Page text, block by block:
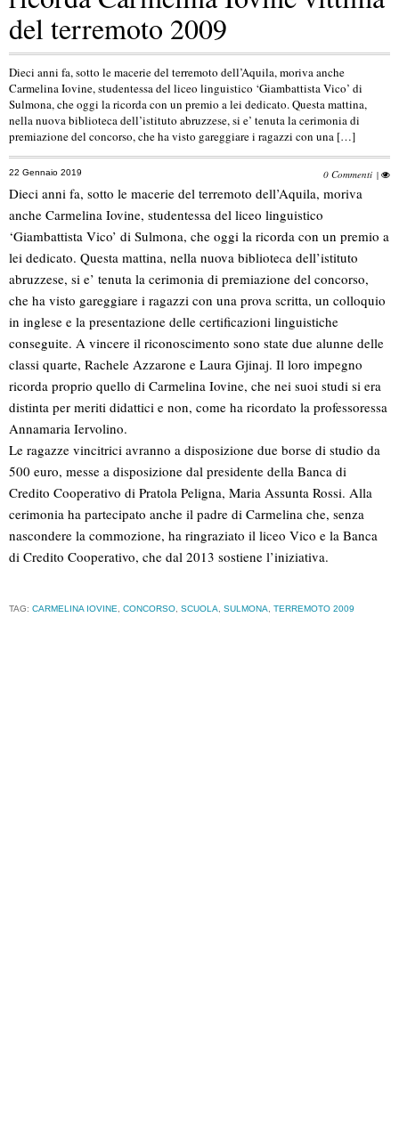
del terremoto 2009
Dieci anni fa, sotto le macerie del terremoto dell’Aquila, moriva anche
Carmelina Iovine, studentessa del liceo linguistico ‘Giambattista Vico’ di
Sulmona, che oggi la ricorda con un premio a lei dedicato. Questa mattina,
nella nuova biblioteca dell’istituto abruzzese, si e’ tenuta la cerimonia di
premiazione del concorso, che ha visto gareggiare i ragazzi con una […]
22 Gennaio 2019 0 Commenti |
Dieci anni fa, sotto le macerie del terremoto dell’Aquila, moriva
anche Carmelina Iovine, studentessa del liceo linguistico
‘Giambattista Vico’ di Sulmona, che oggi la ricorda con un premio a
lei dedicato. Questa mattina, nella nuova biblioteca dell’istituto
abruzzese, si e’ tenuta la cerimonia di premiazione del concorso,
che ha visto gareggiare i ragazzi con una prova scritta, un colloquio
in inglese e la presentazione delle certificazioni linguistiche
conseguite. A vincere il riconoscimento sono state due alunne delle
classi quarte, Rachele Azzarone e Laura Gjinaj. Il loro impegno
ricorda proprio quello di Carmelina Iovine, che nei suoi studi si era
distinta per meriti didattici e non, come ha ricordato la professoressa
Annamaria Iervolino.
Le ragazze vincitrici avranno a disposizione due borse di studio da
500 euro, messe a disposizione dal presidente della Banca di
Credito Cooperativo di Pratola Peligna, Maria Assunta Rossi. Alla
cerimonia ha partecipato anche il padre di Carmelina che, senza
nascondere la commozione, ha ringraziato il liceo Vico e la Banca
di Credito Cooperativo, che dal 2013 sostiene l’iniziativa.
TAG: CARMELINA IOVINE, CONCORSO, SCUOLA, SULMONA, TERREMOTO 2009